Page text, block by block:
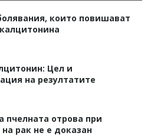
които повишават
Цел и
на резултатите
пчелната отрова при
рак не е доказан